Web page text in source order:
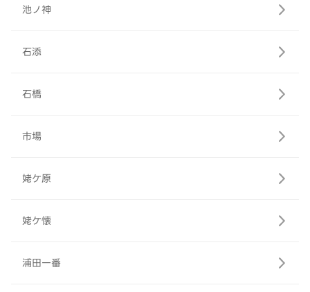
池ノ神
石添
石橋
市場
姥ケ原
姥ケ懐
浦田一番